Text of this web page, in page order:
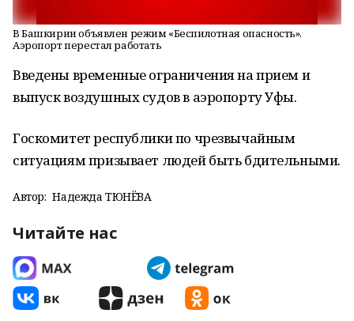
В Башкирии объявлен режим «Беспилотная опасность».
Аэропорт перестал работать
Введены временные ограничения на прием и
выпуск воздушных судов в аэропорту Уфы.
Госкомитет республики по чрезвычайным
ситуациям призывает людей быть бдительными.
Автор: Надежда ТЮНЁВА
Читайте нас